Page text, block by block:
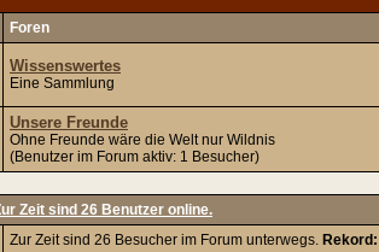
Foren
Wissenswertes
Eine Sammlung
Unsere Freunde
Ohne Freunde wäre die Welt nur Wildnis
(Benutzer im Forum aktiv: 1 Besucher)
Zeit sind 26 Benutzer online.
Zur Zeit sind 26 Besucher im Forum unterwegs. Rekord: